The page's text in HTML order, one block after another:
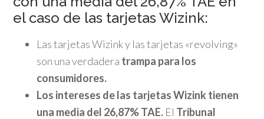
el caso de las tarjetas Wizink:
Las tarjetas Wizink y las tarjetas «revolving»
son una verdadera trampa para los
consumidores.
Los intereses de las tarjetas Wizink tienen
una media del 26,87% TAE. El Tribunal